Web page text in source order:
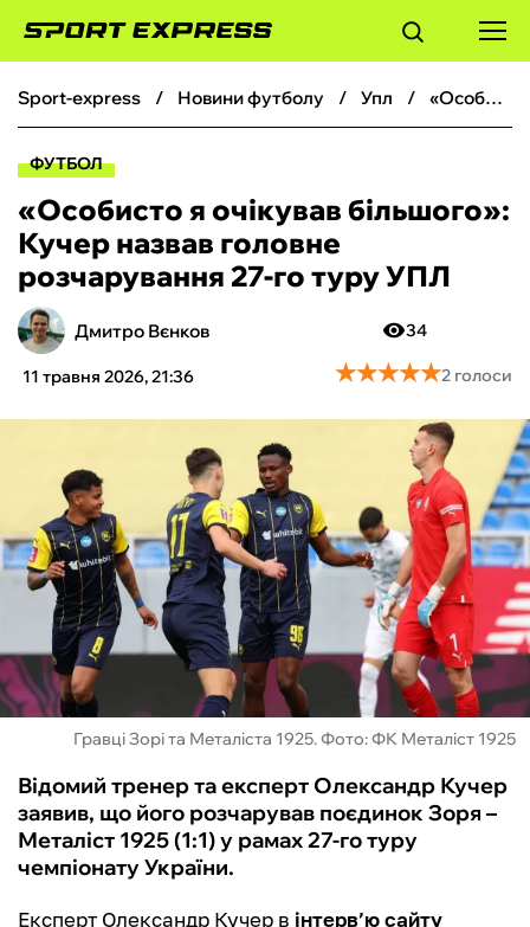
ФУТБОЛ
БОКС
ХОКЕЙ
ТЕНІС
ЧС-2026
ФУТЗАЛ
ІНШІ
БУКМЕКЕРИ
sport-express новини футболу упл «Особисто я очікував більшого»: Кучер назвав головне розчарування 27-го туру УПЛ
ФУТБОЛ
«Особисто я очікував більшого»:
Кучер назвав головне
розчарування 27-го туру УПЛ
Дмитро Вєнков
11 травня 2026, 21:36
34
★★★★★
★★★★★2 голоси
Гравці Зорі та Металіста 1925. Фото: ФК Металіст 1925
Відомий тренер та експерт Олександр Кучер
заявив, що його розчарував поєдинок Зоря –
Металіст 1925 (1:1) у рамах 27-го туру
чемпіонату України.
Експерт Олександр Кучер в інтерв’ю сайту